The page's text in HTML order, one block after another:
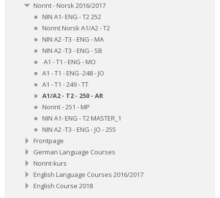
Norint - Norsk 2016/2017
NIN A1- ENG - T2 252
Norint Norsk A1/A2 - T2
NIN A2 -T3 - ENG - MA
NIN A2 -T3 - ENG - SB
A1 - T1 - ENG - MO
A1 - T1 - ENG -248 - JO
A1 - T1 - 249 - TT
A1/A2 - T2 - 250 - AR
Norint - 251 - MP
NIN A1- ENG - T2 MASTER_1
NIN A2 -T3 - ENG - JO - 255
Frontpage
German Language Courses
Norint-kurs
English Language Courses 2016/2017
English Course 2018